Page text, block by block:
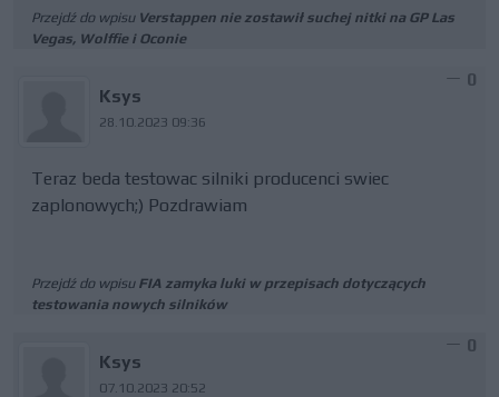
Przejdź do wpisu Verstappen nie zostawił suchej nitki na GP Las
Vegas, Wolffie i Oconie
Ksys
28.10.2023 09:36
0
Teraz beda testowac silniki producenci swiec
zaplonowych;) Pozdrawiam
Przejdź do wpisu FIA zamyka luki w przepisach dotyczących
testowania nowych silników
Ksys
07.10.2023 20:52
0